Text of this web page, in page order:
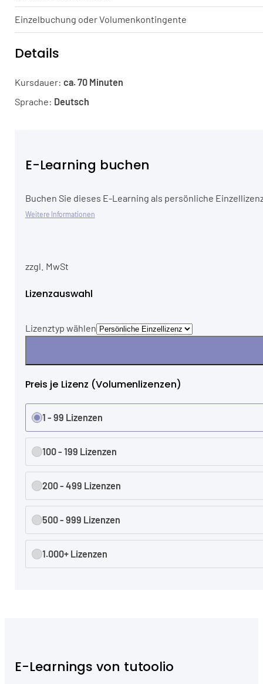
Einzelbuchung oder Volumenkontingente
Details
Kursdauer:ca. 70 Minuten
Sprache: Deutsch
E-Learning buchen
Buchen Sie dieses E-Learning als persönliche
Weitere Informationen
zzgl. MwSt
Lizenzauswahl
Lizenztyp wählen
Preis je Lizenz (Volumenlizenzen)
1 - 99 Lizenzen
100 - 199 Lizenzen
200 - 499 Lizenzen
500 - 999 Lizenzen
1.000+ Lizenzen
E-Learnings von tutoolio